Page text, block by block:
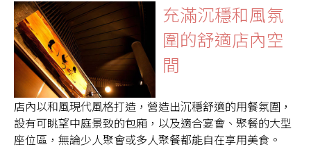
充滿沉穩和風氛
圍的舒適店內空
間
店內以和風現代風格打造，營造出沉穩舒適的用餐氛圍，
設有可眺望中庭景致的包廂，以及適合宴會、聚餐的大型
座位區，無論少人聚會或多人聚餐都能自在享用美食。